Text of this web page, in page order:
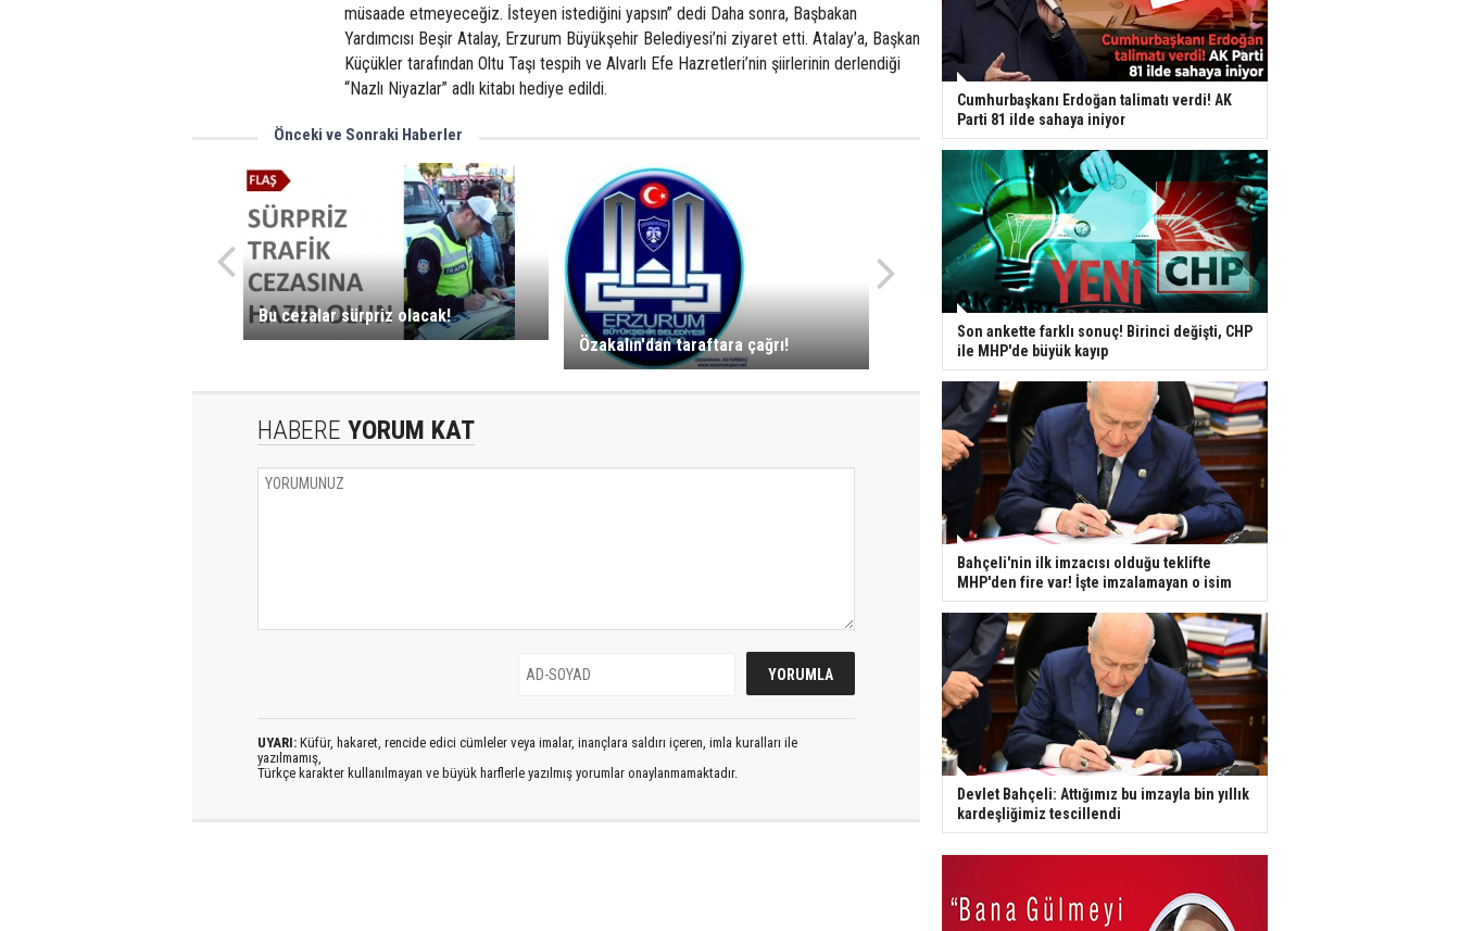
müsaade etmeyeceğiz. İsteyen istediğini yapsın” dedi Daha sonra, Başbakan
Yardımcısı Beşir Atalay, Erzurum Büyükşehir Belediyesi’ni ziyaret etti. Atalay’a, Başkan
Küçükler tarafından Oltu Taşı tespih ve Alvarlı Efe Hazretleri’nin şiirlerinin derlendiği
“Nazlı Niyazlar” adlı kitabı hediye edildi.
Önceki ve Sonraki Haberler
Bu cezalar sürpriz olacak!
Özakalın'dan taraftara çağrı!
HABERE YORUM KAT
UYARI: Küfür, hakaret, rencide edici cümleler veya imalar, inançlara saldırı içeren, imla kuralları ile
yazılmamış,
Türkçe karakter kullanılmayan ve büyük harflerle yazılmış yorumlar onaylanmamaktadır.
Cumhurbaşkanı Erdoğan talimatı verdi! AK
Parti 81 ilde sahaya iniyor
Son ankette farklı sonuç! Birinci değişti, CHP
ile MHP'de büyük kayıp
Bahçeli'nin ilk imzacısı olduğu teklifte
MHP'den fire var! İşte imzalamayan o isim
Devlet Bahçeli: Attığımız bu imzayla bin yıllık
kardeşliğimiz tescillendi